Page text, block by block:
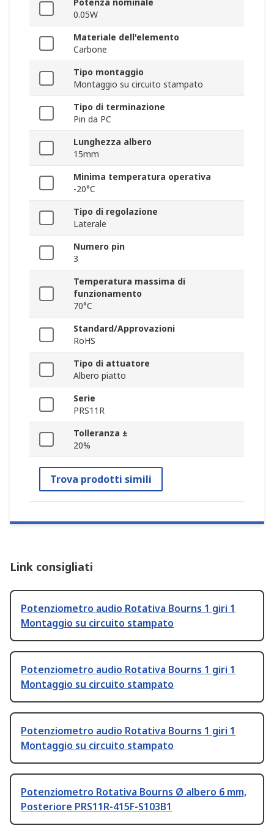
Potenza nominale
0.05W
Materiale dell'elemento
Carbone
Tipo montaggio
Montaggio su circuito stampato
Tipo di terminazione
Pin da PC
Lunghezza albero
15mm
Minima temperatura operativa
-20°C
Tipo di regolazione
Laterale
Numero pin
3
Temperatura massima di
funzionamento
70°C
Standard/Approvazioni
RoHS
Tipo di attuatore
Albero piatto
Serie
PRS11R
Tolleranza ±
20%
Trova prodotti simili
Link consigliati
Potenziometro audio Rotativa Bourns 1 giri 1
Montaggio su circuito stampato
Potenziometro audio Rotativa Bourns 1 giri 1
Montaggio su circuito stampato
Potenziometro audio Rotativa Bourns 1 giri 1
Montaggio su circuito stampato
Potenziometro Rotativa Bourns Ø albero 6 mm,
Posteriore PRS11R-415F-S103B1